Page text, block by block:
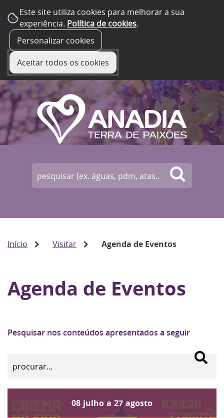
Este site utiliza cookies para melhorar a sua
experiência. Política de cookies.
Personalizar cookies
Aceitar todos os cookies
Início Visitar Agenda de Eventos
Agenda de Eventos
Pesquisar nos conteúdos apresentados a seguir
08 julho a 27 agosto